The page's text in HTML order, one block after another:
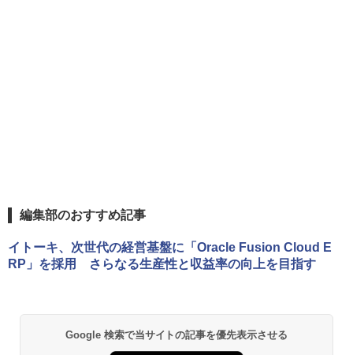
編集部のおすすめ記事
イトーキ、次世代の経営基盤に「Oracle Fusion Cloud E
RP」を採用 さらなる生産性と収益率の向上を目指す
Google 検索で当サイトの記事を優先表示させる